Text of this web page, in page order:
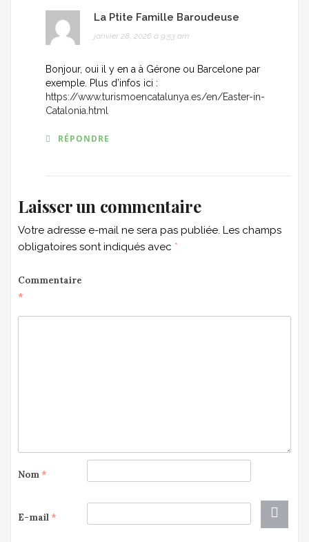
La Ptite Famille Baroudeuse
janvier 28, 2026 à 9:53 am
Bonjour, oui il y en a à Gérone ou Barcelone par
exemple. Plus d’infos ici :
https://www.turismoencatalunya.es/en/Easter-in-
Catalonia.html
RÉPONDRE
Laisser un commentaire
Votre adresse e-mail ne sera pas publiée. Les champs
obligatoires sont indiqués avec *
Commentaire
*
Nom *
E-mail *